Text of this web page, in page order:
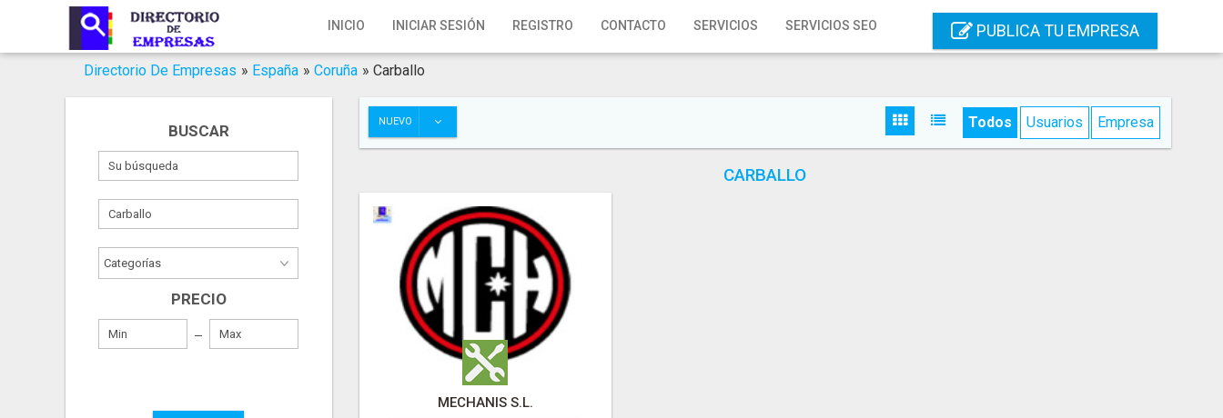
INICIO INICIAR SESIÓN REGISTRO CONTACTO SERVICIOS SERVICIOS SEO PUBLICA TU EMPRESA
Inicio
Iniciar Sesión
Servicios SEO
Publica Tu Empresa
Directorio De Empresas » España » Coruña » Carballo
BUSCAR
PRECIO
NUEVO Todos Usuarios Empresa
CARBALLO
MECHANIS S.L.